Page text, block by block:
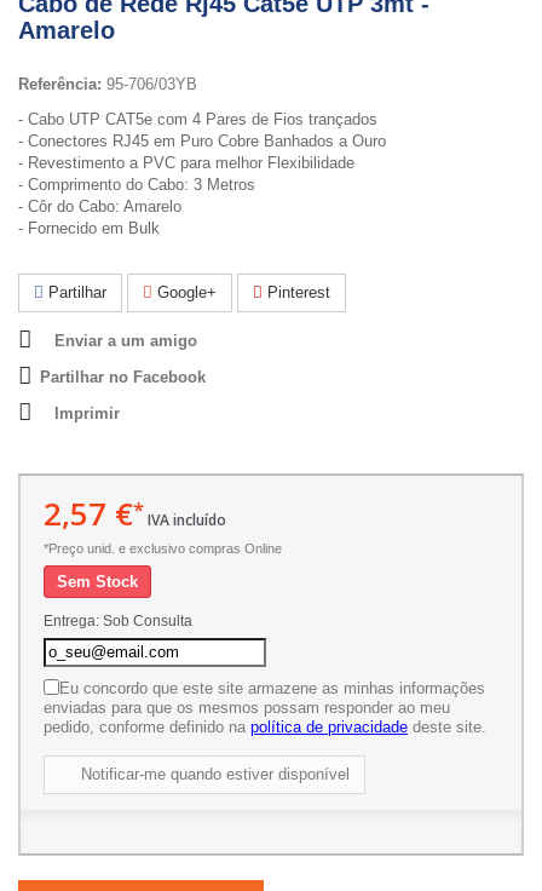
Amarelo
Referência: 95-706/03YB
- Cabo UTP CAT5e com 4 Pares de Fios trançados
- Conectores RJ45 em Puro Cobre Banhados a Ouro
- Revestimento a PVC para melhor Flexibilidade
- Comprimento do Cabo: 3 Metros
- Côr do Cabo: Amarelo
- Fornecido em Bulk
Partilhar Google+ Pinterest
Enviar a um amigo
Partilhar no Facebook
Imprimir
2,57 €*IVA incluído
*Preço unid. e exclusivo compras Online
Sem Stock
Entrega: Sob Consulta
Eu concordo que este site armazene as minhas informações
enviadas para que os mesmos possam responder ao meu
pedido, conforme definido na política de privacidade deste site.
Notificar-me quando estiver disponível